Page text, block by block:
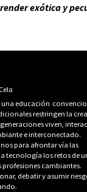
exótica y
una educación
restringen la
viven,
e interconectado.
para afrontar vía las
tecnología los retos de
cambiantes.
debatir y asumir